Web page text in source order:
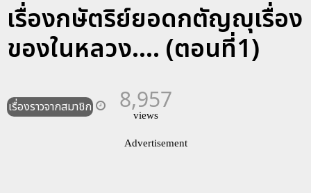
เรื่องกษัตริย์ยอดกตัญญุเรื่อง
ของในหลวง.... (ตอนที่1)
เรื่องราวจากสมาชิก 8,957
views
Advertisement